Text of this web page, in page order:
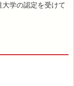
学の認定を受けて